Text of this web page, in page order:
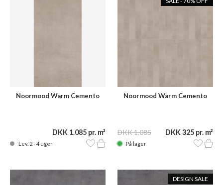
Noormood Warm Cemento
DKK 1.085 pr. m²
Lev. 2 - 4 uger
Noormood Warm Cemento
DKK 1.085 DKK 325 pr. m²
På lager
DESIGN SALE